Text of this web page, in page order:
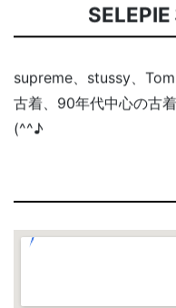
supreme、stussy、
古着、90年代中心の古
(^^♪